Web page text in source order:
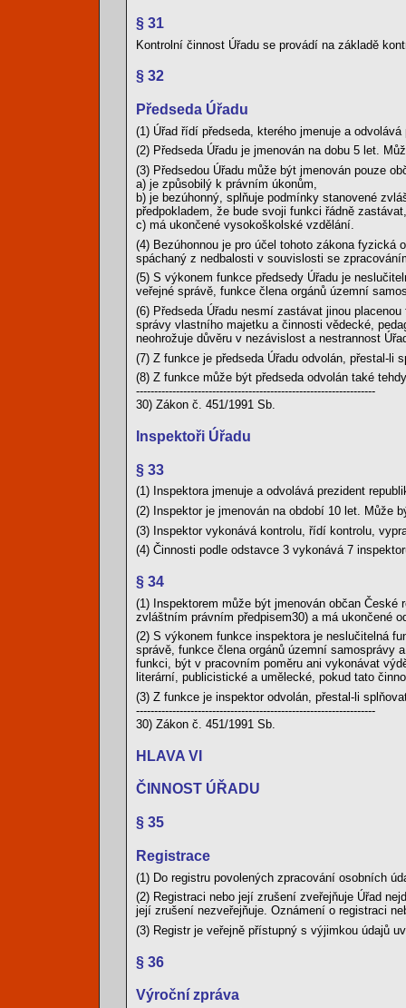
§ 31
Kontrolní činnost Úřadu se provádí na základě
§ 32
Předseda Úřadu
(1) Úřad řídí předseda, kterého jmenuje a
(2) Předseda Úřadu je jmenován na dobu 5 let.
(3) Předsedou Úřadu může být jmenován pouze
a) je způsobilý k právním úkonům,
b) je bezúhonný, splňuje podmínky stanovené
předpokladem, že bude svoji funkci řádně zastávat,
c) má ukončené vysokoškolské vzdělání.
(4) Bezúhonnou je pro účel tohoto zákona fyzická
spáchaný z nedbalosti v souvislosti se
(5) S výkonem funkce předsedy Úřadu je
veřejné správě, funkce člena orgánů územní
(6) Předseda Úřadu nesmí zastávat jinou
správy vlastního majetku a činnosti vědecké,
neohrožuje důvěru v nezávislost a nestrannost
(7) Z funkce je předseda Úřadu odvolán, přestal-li
(8) Z funkce může být předseda odvolán také
------------------------------------------------------------------
30) Zákon č. 451/1991 Sb.
Inspektoři Úřadu
§ 33
(1) Inspektora jmenuje a odvolává prezident
(2) Inspektor je jmenován na období 10 let. Může
(3) Inspektor vykonává kontrolu, řídí kontrolu,
(4) Činnosti podle odstavce 3 vykonává 7
§ 34
(1) Inspektorem může být jmenován občan
zvláštním právním předpisem30) a má ukončené
(2) S výkonem funkce inspektora je neslučitelná
správě, funkce člena orgánů územní samosprávy
funkci, být v pracovním poměru ani vykonávat
literární, publicistické a umělecké, pokud tato
(3) Z funkce je inspektor odvolán, přestal-li
------------------------------------------------------------------
30) Zákon č. 451/1991 Sb.
HLAVA VI
ČINNOST ÚŘADU
§ 35
Registrace
(1) Do registru povolených zpracování osobních
(2) Registraci nebo její zrušení zveřejňuje Úřad
její zrušení nezveřejňuje. Oznámení o registraci
(3) Registr je veřejně přístupný s výjimkou údajů
§ 36
Výroční zpráva